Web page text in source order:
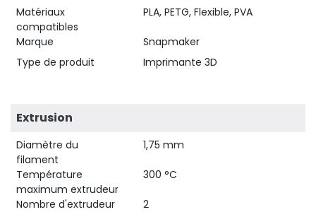
Matériaux
compatibles
PLA, PETG, Flexible, PVA
Marque
Snapmaker
Type de produit
Imprimante 3D
Extrusion
Diamètre du
filament
1,75 mm
Température
maximum extrudeur
300 °C
Nombre d'extrudeur
2